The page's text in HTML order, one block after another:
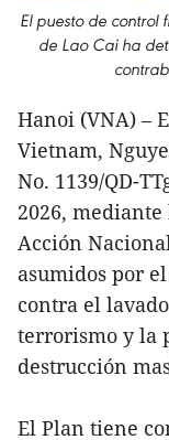
El puesto de control
de Lao Cai ha
Hanoi (VNA) –
Vietnam,
No. 1139/QD-
2026,
Acción
asumidos por
contra el
terrorismo y la
destrucción
El Plan tiene